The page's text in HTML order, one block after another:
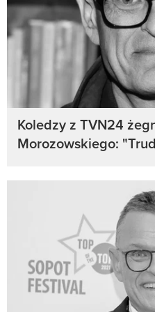
Koledzy z TVN24
Morozowskiego: